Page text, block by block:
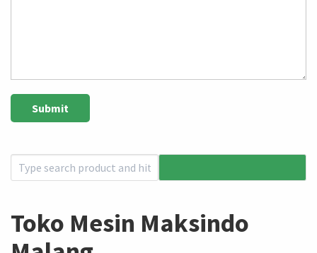
Toko Mesin Maksindo